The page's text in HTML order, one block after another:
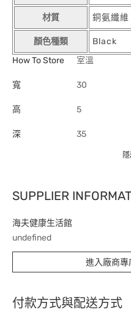
材質 銅氨纖
顏色種類
Black
How To Store
室溫
寬 30
高 5
深 35
SUPPLIER
海夫健康生活館
undefined
進入廠商專
付款方式與配送方式